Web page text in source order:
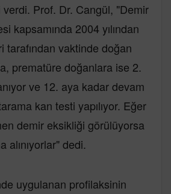
verdi. Prof. Dr. Cangül, "Demir
kapsamında 2004 yılından
tarafından vaktinde doğan
prematüre doğanlara ise 2.
ve 12. aya kadar devam
kan testi yapılıyor. Eğer
demir eksikliği görülüyorsa
alınıyorlar" dedi.
uygulanan profilaksinin